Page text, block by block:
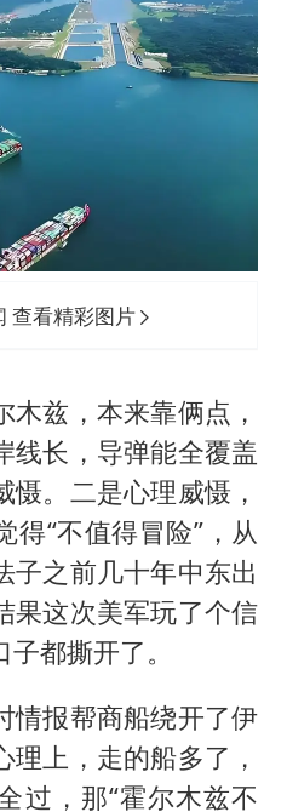
查看精彩图片
兹，本来靠俩点，
线长，导弹能全覆盖
。二是心理威慑，
得“不值得冒险”，从
子之前几十年中东出
果这次美军玩了个信
都撕开了。
情报帮商船绕开了伊
上，走的船多了，
过，那“霍尔木兹不